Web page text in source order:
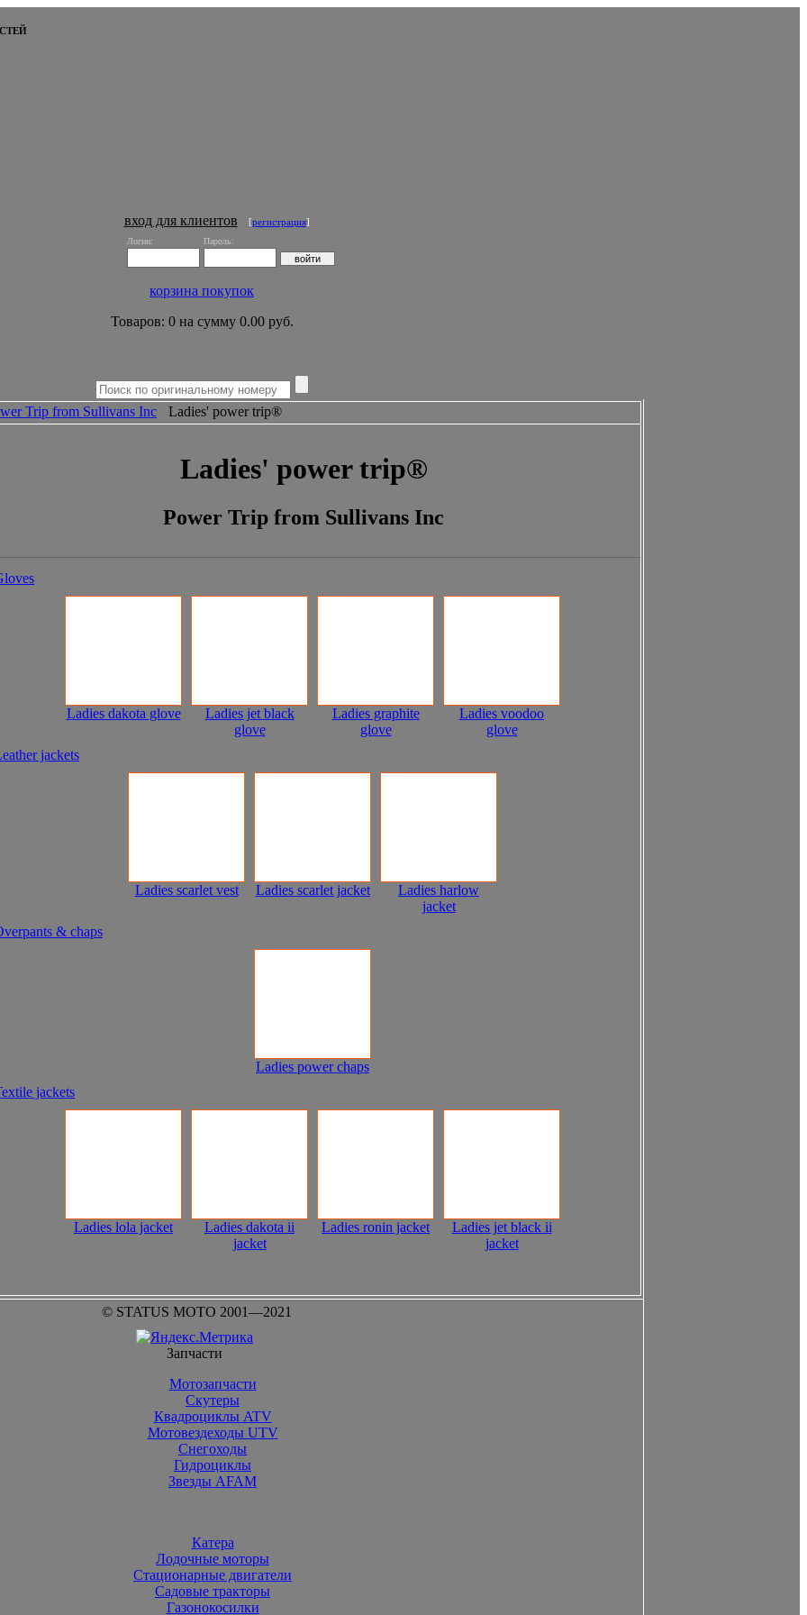
вход для клиентов [регистрация]
Логин: Пароль:
корзина покупок
Товаров: 0 на сумму 0.00 руб.
Trip from Sullivans Inc Ladies' power trip®
Ladies' power trip®
Power Trip from Sullivans Inc
Ladies dakota glove
Ladies jet black
glove
Ladies graphite
glove
Ladies voodoo
glove
jackets
Ladies scarlet vest Ladies scarlet jacket
Ladies harlow
jacket
& chaps
Ladies power chaps
jackets
Ladies lola jacket
Ladies dakota ii
jacket
Ladies ronin jacket
Ladies jet black ii
jacket
© STATUS MOTO 2001—2021
Запчасти
Мотозапчасти
Скутеры
Квадроциклы ATV
Мотовездеходы UTV
Снегоходы
Гидроциклы
Звезды AFAM
Катера
Лодочные моторы
Стационарные двигатели
Садовые тракторы
Газонокосилки